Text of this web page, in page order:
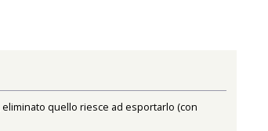
quello riesce ad esportarlo (con